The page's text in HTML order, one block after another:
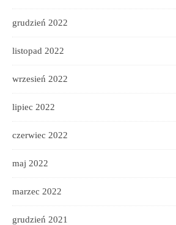
grudzień 2022
listopad 2022
wrzesień 2022
lipiec 2022
czerwiec 2022
maj 2022
marzec 2022
grudzień 2021